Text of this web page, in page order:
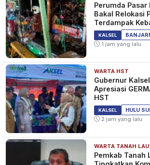
Perumda
Bakal Relokasi
Terdampak
Teluk Dalam
KALSEL
1 jam yang lalu
WARTA HST
Gubernur
Apresiasi
HST
KALSEL
HULU
2 jam yang lalu
WARTA TANAH
Pemkab Tanah